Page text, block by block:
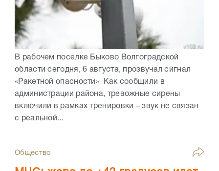
В рабочем поселке Быково Волгоградской
области сегодня, 6 августа, прозвучал сигнал
«Ракетной опасности» Как сообщили в
администрации района, тревожные сирены
включили в рамках тренировки – звук не связан
с реальной...
Общество